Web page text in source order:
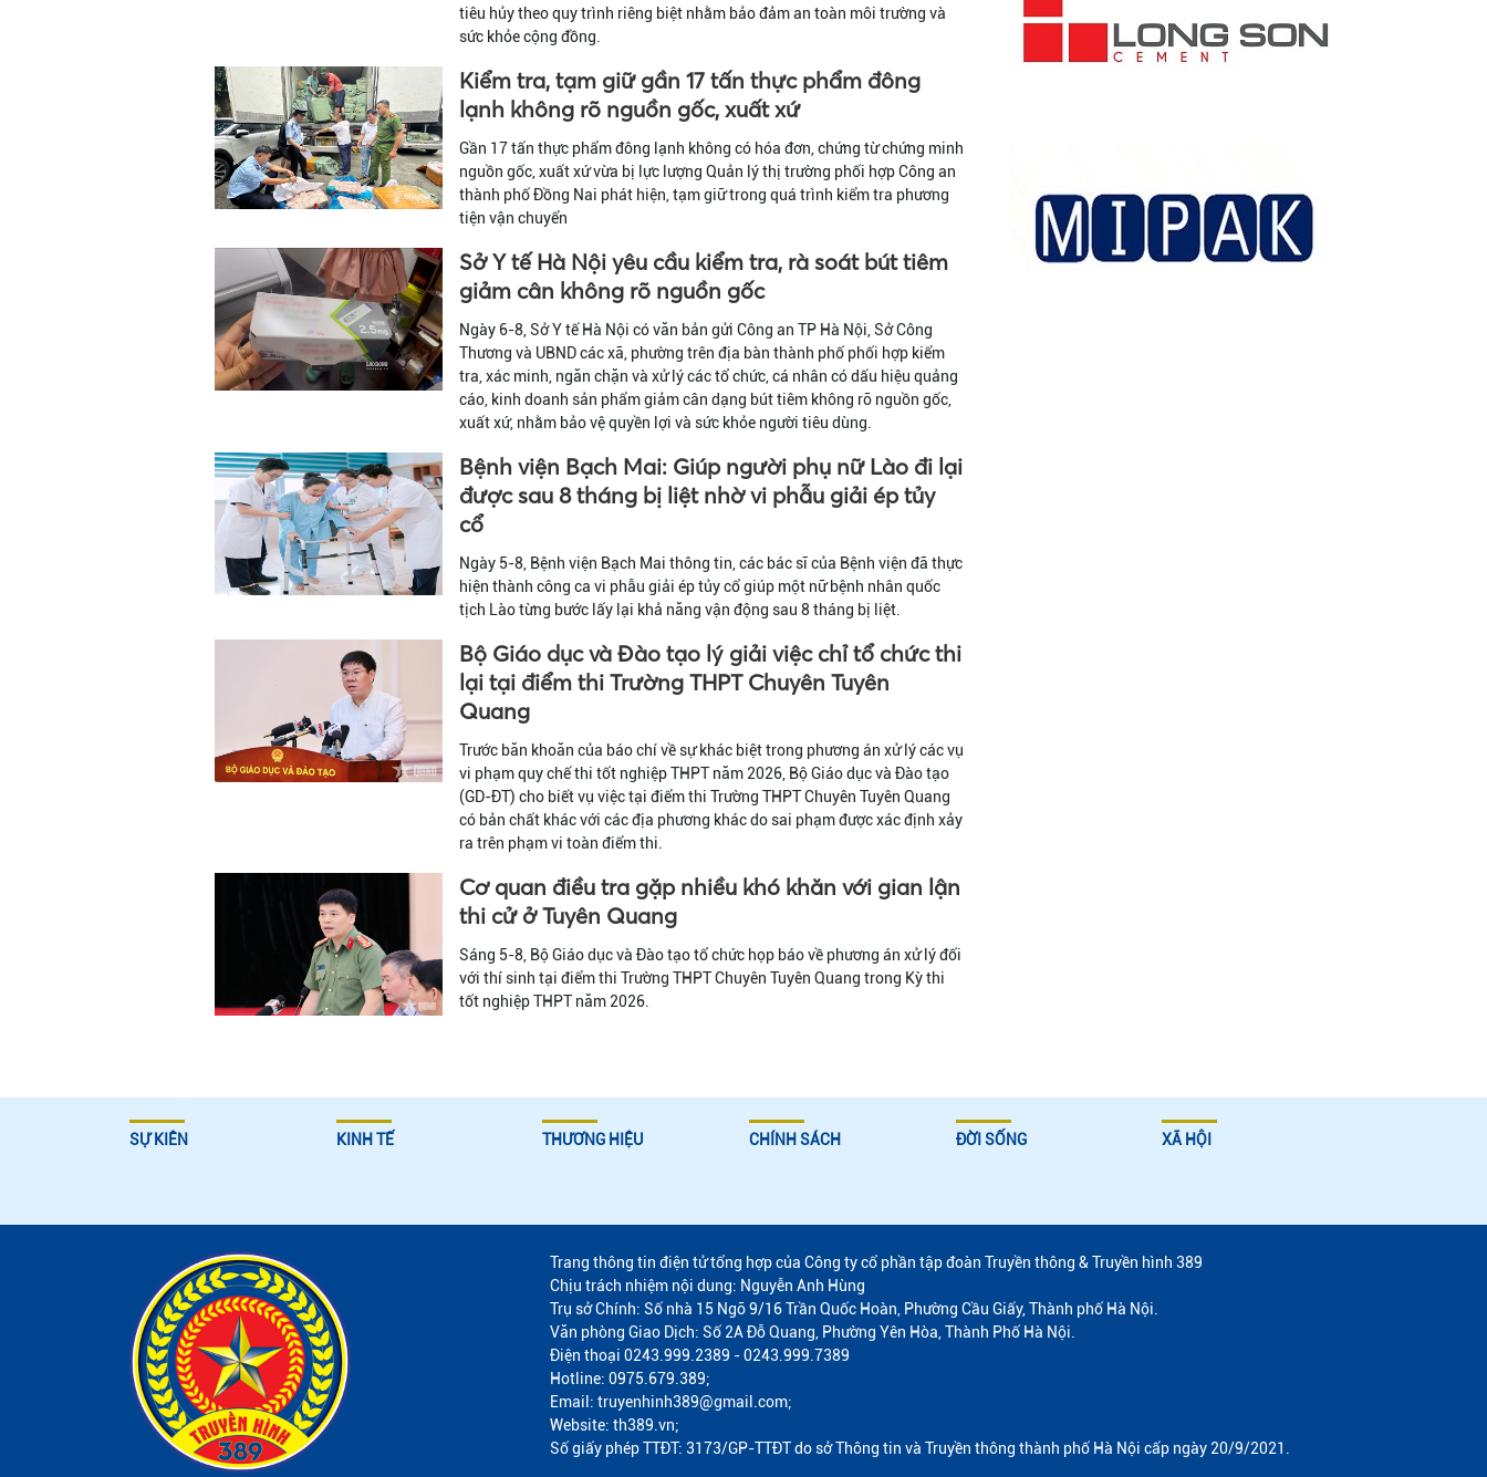
tiêu hủy theo quy trình riêng biệt nhằm bảo đảm an toàn môi trường và
sức khỏe cộng đồng.
Kiểm tra, tạm giữ gần 17 tấn thực phẩm đông
lạnh không rõ nguồn gốc, xuất xứ
Gần 17 tấn thực phẩm đông lạnh không có hóa đơn, chứng từ chứng minh
nguồn gốc, xuất xứ vừa bị lực lượng Quản lý thị trường phối hợp Công an
thành phố Đồng Nai phát hiện, tạm giữ trong quá trình kiểm tra phương
tiện vận chuyển
Sở Y tế Hà Nội yêu cầu kiểm tra, rà soát bút tiêm
giảm cân không rõ nguồn gốc
Ngày 6-8, Sở Y tế Hà Nội có văn bản gửi Công an TP Hà Nội, Sở Công
Thương và UBND các xã, phường trên địa bàn thành phố phối hợp kiểm
tra, xác minh, ngăn chặn và xử lý các tổ chức, cá nhân có dấu hiệu quảng
cáo, kinh doanh sản phẩm giảm cân dạng bút tiêm không rõ nguồn gốc,
xuất xứ, nhằm bảo vệ quyền lợi và sức khỏe người tiêu dùng.
Bệnh viện Bạch Mai: Giúp người phụ nữ Lào đi lại
được sau 8 tháng bị liệt nhờ vi phẫu giải ép tủy
cổ
Ngày 5-8, Bệnh viện Bạch Mai thông tin, các bác sĩ của Bệnh viện đã thực
hiện thành công ca vi phẫu giải ép tủy cổ giúp một nữ bệnh nhân quốc
tịch Lào từng bước lấy lại khả năng vận động sau 8 tháng bị liệt.
Bộ Giáo dục và Đào tạo lý giải việc chỉ tổ chức thi
lại tại điểm thi Trường THPT Chuyên Tuyên
Quang
Trước băn khoăn của báo chí về sự khác biệt trong phương án xử lý các vụ
vi phạm quy chế thi tốt nghiệp THPT năm 2026, Bộ Giáo dục và Đào tạo
(GD-ĐT) cho biết vụ việc tại điểm thi Trường THPT Chuyên Tuyên Quang
có bản chất khác với các địa phương khác do sai phạm được xác định xảy
ra trên phạm vi toàn điểm thi.
Cơ quan điều tra gặp nhiều khó khăn với gian lận
thi cử ở Tuyên Quang
Sáng 5-8, Bộ Giáo dục và Đào tạo tổ chức họp báo về phương án xử lý đối
với thí sinh tại điểm thi Trường THPT Chuyên Tuyên Quang trong Kỳ thi
tốt nghiệp THPT năm 2026.
SỰ KIÊN KINH TẾ THƯƠNG HIỆU CHÍNH SÁCH ĐỜI SỐNG XÃ HỘI
Trang thông tin điện tử tổng hợp của Công ty cổ phần tập đoàn Truyền thông & Truyền hình 389
Chịu trách nhiệm nội dung: Nguyễn Anh Hùng
Trụ sở Chính: Số nhà 15 Ngõ 9/16 Trần Quốc Hoàn, Phường Cầu Giấy, Thành phố Hà Nội.
Văn phòng Giao Dịch: Số 2A Đỗ Quang, Phường Yên Hòa, Thành Phố Hà Nội.
Điện thoại 0243.999.2389 - 0243.999.7389
Hotline: 0975.679.389;
Email: truyenhinh389@gmail.com;
Website: th389.vn;
Số giấy phép TTĐT: 3173/GP-TTĐT do sở Thông tin và Truyền thông thành phố Hà Nội cấp ngày 20/9/2021.